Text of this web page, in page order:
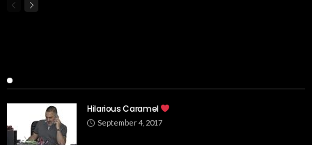
Hilarious Caramel
September 4, 2017